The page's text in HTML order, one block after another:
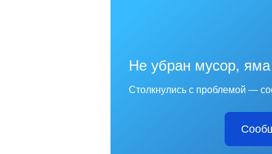
Не убран мусор,
Столкнулись с проблемой —